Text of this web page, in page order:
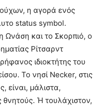
η αγορά ενός
status symbol.
Ωνάση και το Σκορπιό, ο
Ρίτσαρντ
ιδιοκτήτης του
Το νησί Necker, στις
είναι, μάλιστα,
θνητούς. Ή τουλάχιστον,